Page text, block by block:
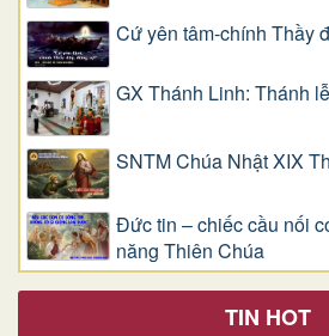
Cứ yên tâm-chính Thầy
GX Thánh Linh: Thánh
SNTM Chúa Nhật XIX
Đức tin – chiếc cầu nối
năng Thiên Chúa
TIN HOT